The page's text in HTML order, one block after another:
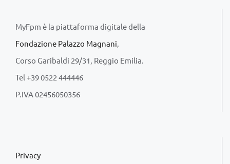
MyFpm è la piattaforma digitale della
Fondazione Palazzo Magnani,
Corso Garibaldi 29/31, Reggio Emilia.
Tel +39 0522 444446
P.IVA 02456050356
Privacy